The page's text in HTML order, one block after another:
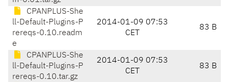
CPANPLUS-She
ll-Default-Plugins-P
rereqs-0.10.readm
e
2014-01-09 07:53
CET
83 B
CPANPLUS-She
ll-Default-Plugins-P
rereqs-0.10.tar.gz
2014-01-09 07:53
CET
83 B